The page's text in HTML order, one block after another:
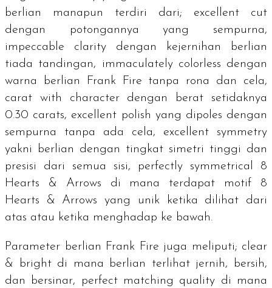
berlian manapun terdiri dari; excellent cut
dengan potongannya yang sempurna,
impeccable clarity dengan kejernihan berlian
tiada tandingan, immaculately colorless dengan
warna berlian Frank Fire tanpa rona dan cela,
carat with character dengan berat setidaknya
0.30 carats, excellent polish yang dipoles dengan
sempurna tanpa ada cela, excellent symmetry
yakni berlian dengan tingkat simetri tinggi dan
presisi dari semua sisi, perfectly symmetrical 8
Hearts & Arrows di mana terdapat motif 8
Hearts & Arrowsyang unik ketika dilihat dari
atas atau ketika menghadap ke bawah.
Parameter berlian Frank Fire juga meliputi; clear
& bright di mana berlian terlihat jernih, bersih,
dan bersinar,
perfect matching quality di mana